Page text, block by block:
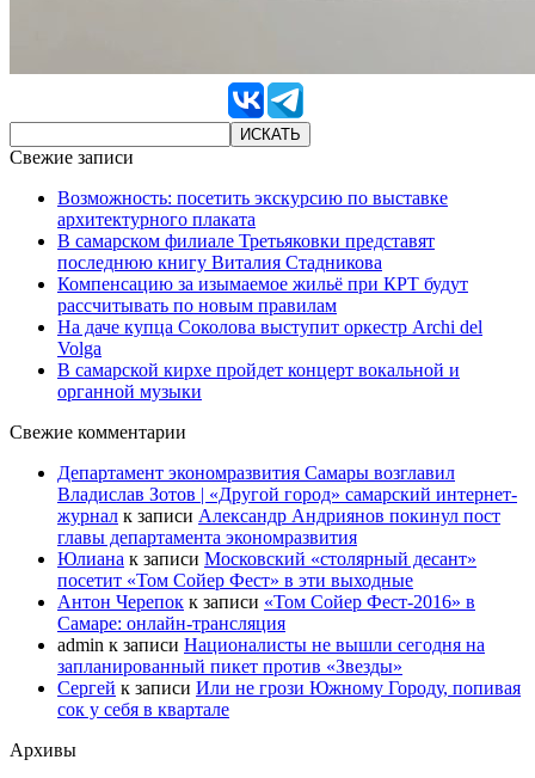
Свежие записи
Возможность: посетить экскурсию по выставке
архитектурного плаката
В самарском филиале Третьяковки представят
последнюю книгу Виталия Стадникова
Компенсацию за изымаемое жильё при КРТ будут
рассчитывать по новым правилам
На даче купца Соколова выступит оркестр Archi del
Volga
В самарской кирхе пройдет концерт вокальной и
органной музыки
Свежие комментарии
Департамент экономразвития Самары возглавил
Владислав Зотов | «Другой город» самарский интернет-
журнал к записи Александр Андриянов покинул пост
главы департамента экономразвития
Юлиана к записи Московский «столярный десант»
посетит «Том Сойер Фест» в эти выходные
Антон Черепок к записи «Том Сойер Фест-2016» в
Самаре: онлайн-трансляция
admin к записи Националисты не вышли сегодня на
запланированный пикет против «Звезды»
Сергей к записи Или не грози Южному Городу, попивая
сок у себя в квартале
Архивы